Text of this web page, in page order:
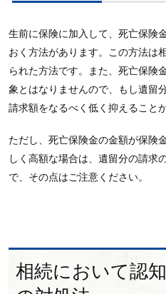
生前に保険に加入して、死亡保険
おく方法があります。この方法は
られた方法です。また、死亡保険
象とはなりませんので、もし遺留
請求額をなるべく低く抑えること
ただし、死亡保険金の金額が保険
しく高額な場合は、遺留分の請求
で、その点はご注意ください。
相続において認